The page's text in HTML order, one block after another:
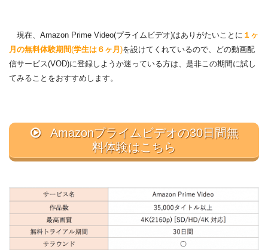
現在、Amazon Prime Video(プライムビデオ)はありがたいことに １ヶ
月の無料体験期間(学生は６ヶ月 )を設けてくれているので、どの動画配
信サービス(VOD)に登録しようか迷っている方は、是非この期間に試し
てみることをおすすめします。
Amazonプライムビデオの30日間無
料体験はこちら